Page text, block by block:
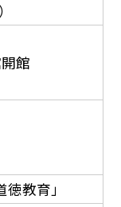
館
徳教育」